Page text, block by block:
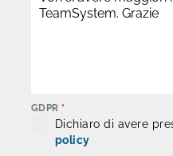
GDPR*
Dichiaro di avere
policy